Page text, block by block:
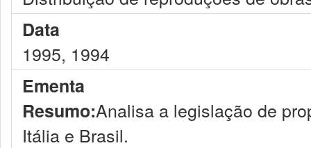
Data
1995, 1994
Ementa
Resumo:Analisa a legislação de
Itália e Brasil.